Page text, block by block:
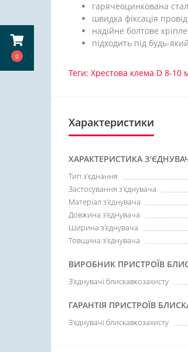
0
гарячеоцинкована
швидка фіксація
надійне болтове
підходить під будь-
Теги: Хрестова клема D 8-10
Характеристики
ХАРАКТЕРИСТИКА
Тип з'єднання
Застосування з'єднувача
Матеріал з'єднувача
Довжина з'єднувача
Ширина з'єднувача
Товщина з'єднувача
ВИРОБНИК ПРИСТРОЇВ
З'єднувачі блискавкозахисту
ГАРАНТІЯ ПРИСТРОЇВ
З'єднувачі блискавкозахисту